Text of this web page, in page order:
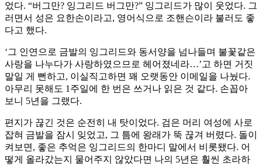
었다. “버그만? 잉그리드 버그만?” 잉그리드가 많이 웃었다. 그
러면서 성은 요한손이라고, 영어식으로 조핸슨이라 불러도 좋
다고 했다.
‘그 인연으로 금발의 잉그리드와 동서양을 넘나들며 불꽃같은
사랑을 나누다가 사랑하였으므로 헤어졌네라…’고 하면 거짓
말일 게 뻔하고, 이실직고하면 꽤 오랫동안 이메일을 나눴다.
아무리 못해도 1주일에 한 번은 쓰거나 읽은 것 같다. 손꼽아
보니 5년을 그랬다.
편지가 끊긴 것은 순전히 내 탓이었다. 검은 머리 여성에 사로
잡혀 금발을 잠시 잊었고, 그 틈에 왕래가 뚝 끊겨 버렸다. 돌이
켜보면, 좋은 추억은 잉그리드의 한마디 말에서 비롯됐다. 어
떻게 올라갔는지 물어주지 않았다면 나의 5년은 훨씬 초라하